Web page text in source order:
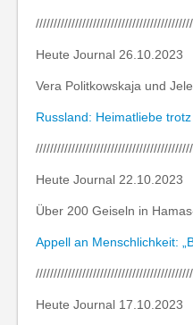
Heute Journal 26.10.2023
Vera Politkowskaja und
Russland: Heimatliebe
Heute Journal 22.10.2023
Über 200 Geiseln in
Appell an Menschlichkeit:
Heute Journal 17.10.2023